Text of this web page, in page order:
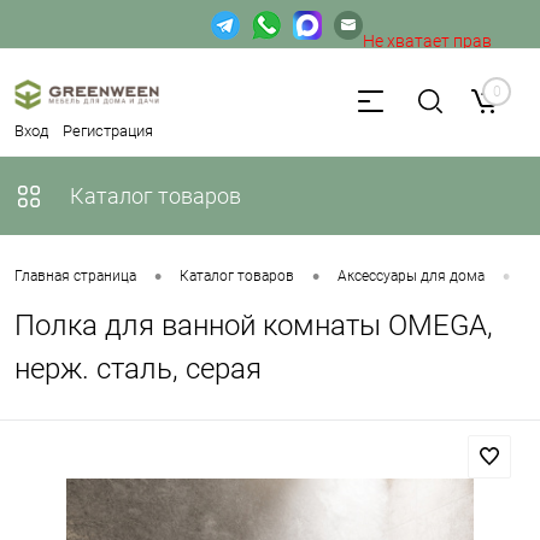
Вход Регистрация
Не хватает прав
доступа к веб-форме. 0
Каталог товаров
Главная страница • Каталог товаров • Аксессуары для дома •
Полка для ванной комнаты OMEGA,
нерж. сталь, серая